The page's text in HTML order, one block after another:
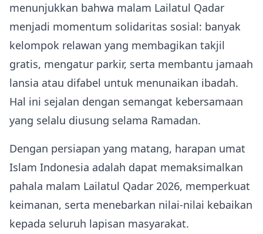
menunjukkan bahwa malam Lailatul Qadar
menjadi momentum solidaritas sosial: banyak
kelompok relawan yang membagikan takjil
gratis, mengatur parkir, serta membantu jamaah
lansia atau difabel untuk menunaikan ibadah.
Hal ini sejalan dengan semangat kebersamaan
yang selalu diusung selama Ramadan.
Dengan persiapan yang matang, harapan umat
Islam Indonesia adalah dapat memaksimalkan
pahala malam Lailatul Qadar 2026, memperkuat
keimanan, serta menebarkan nilai-nilai kebaikan
kepada seluruh lapisan masyarakat.